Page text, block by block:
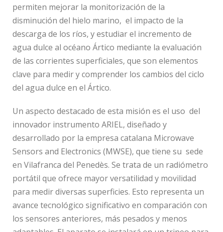
permiten mejorar la monitorización de la
disminución del hielo marino, el impacto de la
descarga de los ríos, y estudiar el incremento de
agua dulce al océano Ártico mediante la evaluación
de las corrientes superficiales, que son elementos
clave para medir y comprender los cambios del ciclo
del agua dulce en el Ártico.
Un aspecto destacado de esta misión es el uso del
innovador instrumento ARIEL, diseñado y
desarrollado por la empresa catalana Microwave
Sensors and Electronics (MWSE), que tiene su sede
en Vilafranca del Penedès. Se trata de un radiómetro
portátil que ofrece mayor versatilidad y movilidad
para medir diversas superficies. Esto representa un
avance tecnológico significativo en comparación con
los sensores anteriores, más pesados y menos